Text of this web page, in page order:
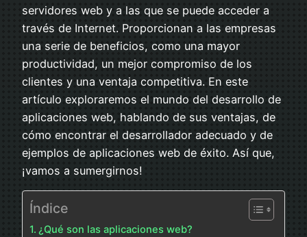
servidores web y a las que se puede acceder a
través de Internet. Proporcionan a las empresas
una serie de beneficios, como una mayor
productividad, un mejor compromiso de los
clientes y una ventaja competitiva. En este
artículo exploraremos el mundo del desarrollo de
aplicaciones web, hablando de sus ventajas, de
cómo encontrar el desarrollador adecuado y de
ejemplos de aplicaciones web de éxito. Así que,
¡vamos a sumergirnos!
Índice
¿Qué son las aplicaciones web?